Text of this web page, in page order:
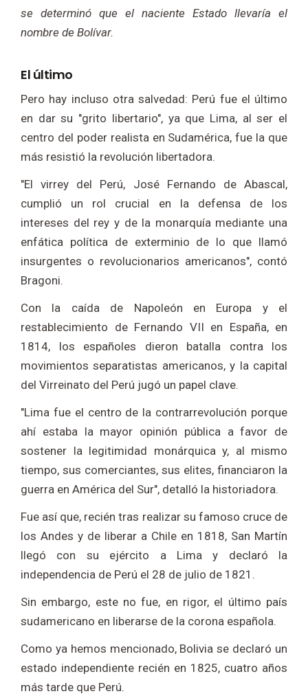
se determinó que el naciente Estado llevaría el
nombre de Bolívar.
El último
Pero hay incluso otra salvedad: Perú fue el último
en dar su "grito libertario", ya que Lima, al ser el
centro del poder realista en Sudamérica, fue la que
más resistió la revolución libertadora.
"El virrey del Perú, José Fernando de Abascal,
cumplió un rol crucial en la defensa de los
intereses del rey y de la monarquía mediante una
enfática política de exterminio de lo que llamó
insurgentes o revolucionarios americanos", contó
Bragoni.
Con la caída de Napoleón en Europa y el
restablecimiento de Fernando VII en España, en
1814, los españoles dieron batalla contra los
movimientos separatistas americanos, y la capital
del Virreinato del Perú jugó un papel clave.
"Lima fue el centro de la contrarrevolución porque
ahí estaba la mayor opinión pública a favor de
sostener la legitimidad monárquica y, al mismo
tiempo, sus comerciantes, sus elites, financiaron la
guerra en América del Sur", detalló la historiadora.
Fue así que, recién tras realizar su famoso cruce de
los Andes y de liberar a Chile en 1818, San Martín
llegó con su ejército a Lima y declaró la
independencia de Perú el 28 de julio de 1821.
Sin embargo, este no fue, en rigor, el último país
sudamericano en liberarse de la corona española.
Como ya hemos mencionado, Bolivia se declaró un
estado independiente recién en 1825, cuatro años
más tarde que Perú.